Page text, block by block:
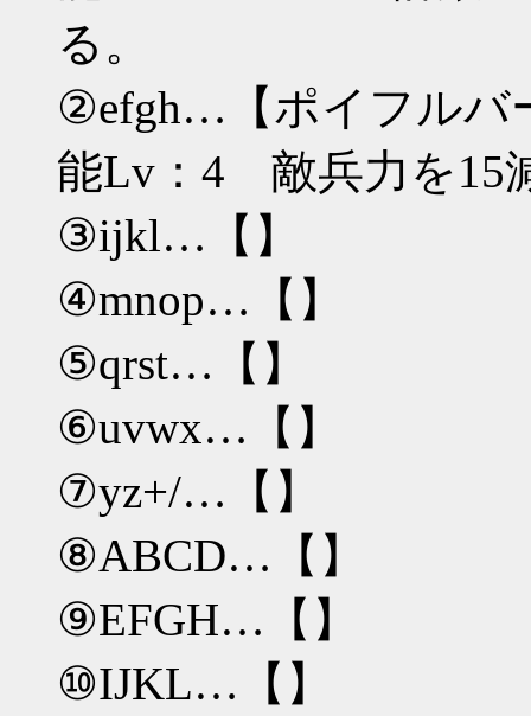
る。
②efgh…【ポイフルバ
能Lv：4 敵兵力を15
③ijkl…【】
④mnop…【】
⑤qrst…【】
⑥uvwx…【】
⑦yz+/…【】
⑧ABCD…【】
⑨EFGH…【】
⑩IJKL…【】